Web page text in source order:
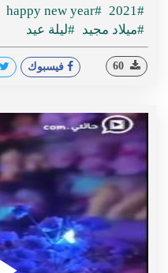
#2021
#happy new year
#ميلاد مجيد #ليلة عيد
فيسبوك